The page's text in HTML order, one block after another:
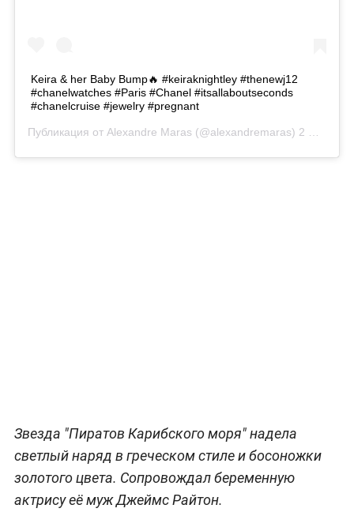
Keira & her Baby Bump🔥 #keiraknightley #thenewj12
#chanelwatches #Paris #Chanel #itsallaboutseconds
#chanelcruise #jewelry #pregnant
Публикация от Alexandre Maras (@alexandremaras) 2 Май 2019 в 11:25 PDT
Звезда "Пиратов Карибского моря" надела
светлый наряд в греческом стиле и босоножки
золотого цвета. Сопровождал беременную
актрису её муж Джеймс Райтон.